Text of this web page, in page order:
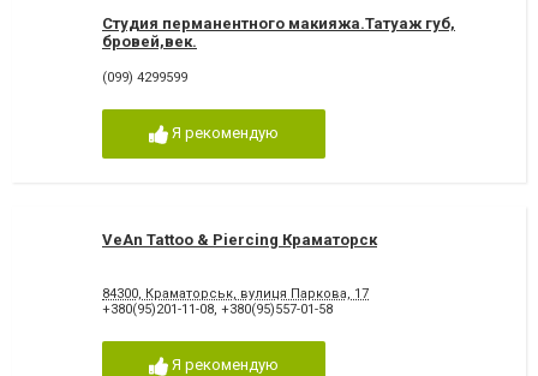
Студия перманентного макияжа.Татуаж губ,
бровей,век.
(099) 4299599
Я рекомендую
VeAn Tattoo & Piercing Краматорск
84300, Краматорськ, вулиця Паркова, 17
+380(95)201-11-08, +380(95)557-01-58
Я рекомендую